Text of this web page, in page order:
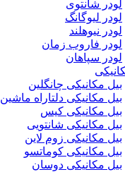
لودر شانتوی
لودر لیوگانگ
لودر نیوهلند
لودر فاروب زمان
لودر سپاهان
بیل مکانیکی چانگلین
بیل مکانیکی دلتاراه ماشین
بیل مکانیکی کیس
بیل مکانیکی شانتویی
بیل مکانیکی زوم لاین
بیل مکانیکی کوماتسو
بیل مکانیکی دوسان